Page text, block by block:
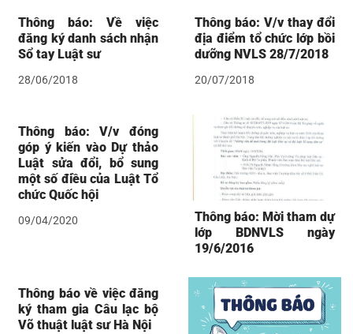
Thông báo: Về việc
đăng ký danh sách nhận
Sổ tay Luật sư
28/06/2018
Thông báo: V/v thay đổi
địa điểm tổ chức lớp bồi
dưỡng NVLS 28/7/2018
20/07/2018
Thông báo: V/v đóng
góp ý kiến vào Dự thảo
Luật sửa đổi, bổ sung
một số điều của Luật Tổ
chức Quốc hội
09/04/2020
Thông báo: Mời tham dự
lớp BDNVLS ngày
19/6/2016
Thông báo về việc đăng
ký tham gia Câu lạc bộ
Võ thuật luật sư Hà Nội